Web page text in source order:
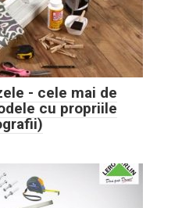
- cele mai de
cu propriile